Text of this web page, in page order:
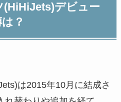
デビュー
？
は2015年10月に結成さ